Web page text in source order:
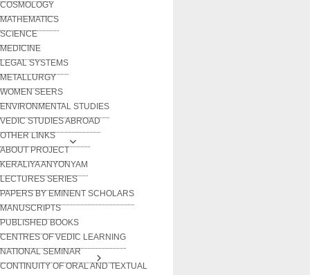
COSMOLOGY
MATHEMATICS
SCIENCE
MEDICINE
LEGAL SYSTEMS
METALLURGY
WOMEN SEERS
ENVIRONMENTAL STUDIES
VEDIC STUDIES ABROAD
OTHER LINKS
ABOUT PROJECT
KERALIYA ANYONYAM
LECTURES SERIES
PAPERS BY EMINENT SCHOLARS
MANUSCRIPTS
PUBLISHED BOOKS
CENTRES OF VEDIC LEARNING
NATIONAL SEMINAR
CONTINUITY OF ORAL AND TEXTUAL